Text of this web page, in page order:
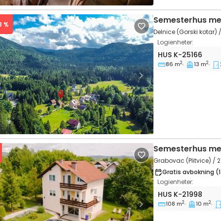
Next
% Semesterhus
Delnice (Gorski kotar)
Logienheter:
Tvårumshus
HUS K-25166
86 m2 13 m2
Next
Semesterhus
Grabovac (Plitvice) /
Gratis avbokning
Logienheter:
Trerumshus
HUS K-21998
108 m2 10 m2